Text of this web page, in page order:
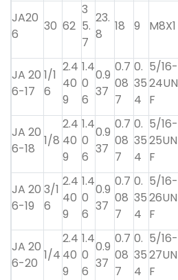
JA20
6
30 62
3
5.
7
23.
8
18 9 M8X1
JA 20
6-17
1/1
6
2.4
40
9
1.4
0
6
0.9
37
0.7
08
7
0.
35
4
5/16-
24UN
F
JA 20
6-18
1/8
2.4
40
9
1.4
0
6
0.9
37
0.7
08
7
0.
35
4
5/16-
25UN
F
JA 20
6-19
3/1
6
2.4
40
9
1.4
0
6
0.9
37
0.7
08
7
0.
35
4
5/16-
26UN
F
JA 20
6-20
1/4
2.4
40
9
1.4
0
6
0.9
37
0.7
08
7
0.
35
4
5/16-
27UN
F